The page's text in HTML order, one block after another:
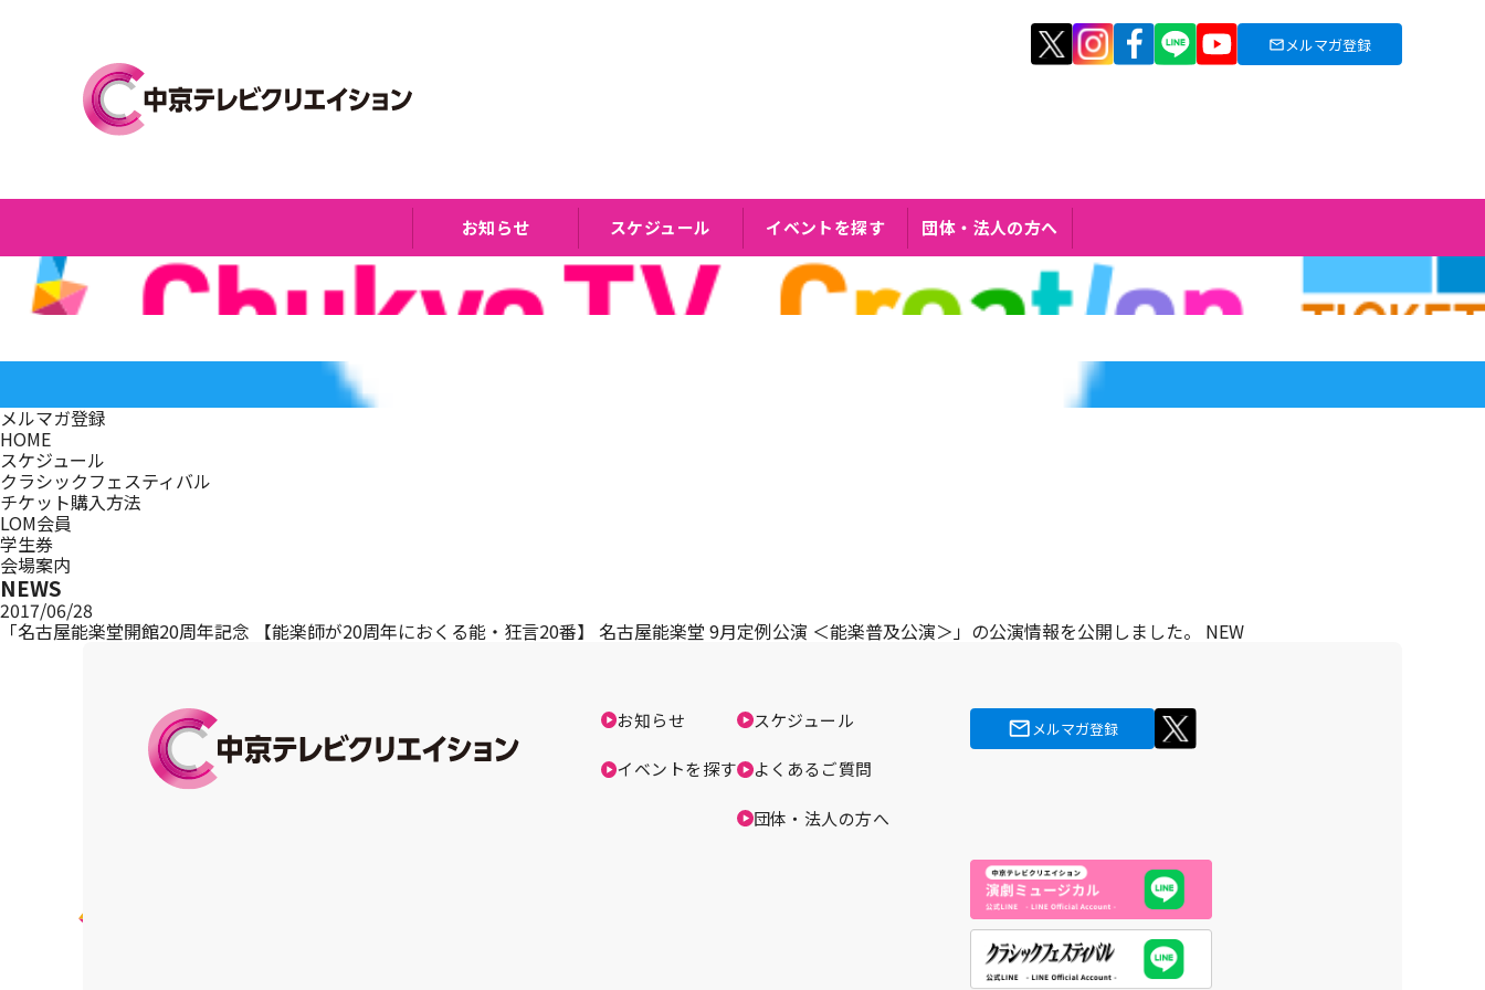
メルマガ登録
お知らせ スケジュール イベントを探す 団体・法人の方へ
メルマガ登録
HOME
スケジュール
クラシックフェスティバル
チケット購入方法
LOM会員
学生券
会場案内
NEWS
2017/06/28
「名古屋能楽堂開館20周年記念 【能楽師が20周年におくる能・狂言20番】 名古屋能楽堂 9月定例公演 ＜能楽普及公演＞」の公演情報を公開しました。 NEW
お知らせ
イベントを探す
スケジュール
よくあるご質問
団体・法人の方へ
メルマガ登録